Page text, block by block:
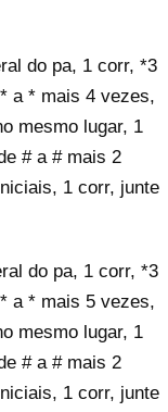
do pa, 1 corr, *3
a * mais 4 vezes,
mesmo lugar, 1
# a # mais 2
1 corr, junte
do pa, 1 corr, *3
a * mais 5 vezes,
mesmo lugar, 1
# a # mais 2
1 corr, junte